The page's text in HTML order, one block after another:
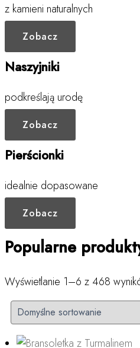
z kamieni naturalnych
Zobacz
Naszyjniki
podkreślają urodę
Zobacz
Pierścionki
idealnie dopasowane
Zobacz
Popularne
Wyświetlanie 1–6 z 468